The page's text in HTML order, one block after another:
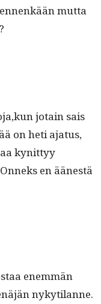
mut­ta
jotain sais
on heti aja­tus,
kynit­tyy
en äänestä
enem­män
nykyti­lanne.